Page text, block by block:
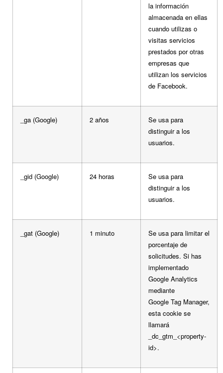
la información
almacenada en ellas
cuando utilizas o
visitas servicios
prestados por otras
empresas que
utilizan los servicios
de Facebook.
_ga (Google) 2 años
Se usa para
distinguir a los
usuarios.
_gid (Google) 24 horas
Se usa para
distinguir a los
usuarios.
_gat (Google) 1 minuto
Se usa para limitar el
porcentaje de
solicitudes. Si has
implementado
Google Analytics
mediante
Google Tag Manager,
esta cookie se
llamará
_dc_gtm_<property-
id>.